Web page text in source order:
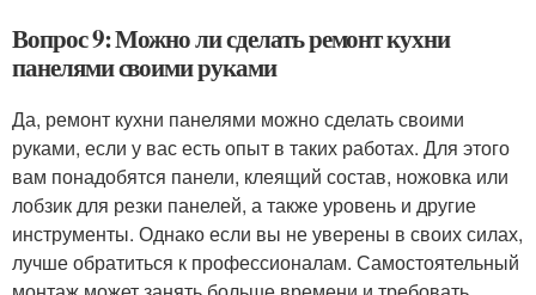
Вопрос 9: Можно ли сделать ремонт кухни
панелями своими руками
Да, ремонт кухни панелями можно сделать своими
руками, если у вас есть опыт в таких работах. Для этого
вам понадобятся панели, клеящий состав, ножовка или
лобзик для резки панелей, а также уровень и другие
инструменты. Однако если вы не уверены в своих силах,
лучше обратиться к профессионалам. Самостоятельный